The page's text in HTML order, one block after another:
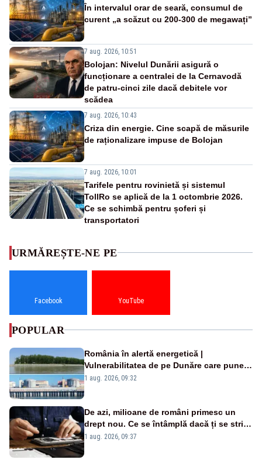
În intervalul orar de seară, consumul de
curent „a scăzut cu 200-300 de megawați”
7 aug. 2026, 10:51
Bolojan: Nivelul Dunării asigură o
funcționare a centralei de la Cernavodă
de patru-cinci zile dacă debitele vor
scădea
7 aug. 2026, 10:43
Criza din energie. Cine scapă de măsurile
de raționalizare impuse de Bolojan
7 aug. 2026, 10:01
Tarifele pentru rovinietă și sistemul
TollRo se aplică de la 1 octombrie 2026.
Ce se schimbă pentru șoferi și
transportatori
URMĂREȘTE-NE PE
Facebook YouTube
POPULAR
România în alertă energetică |
Vulnerabilitatea de pe Dunăre care pune
în pericol Centrala Cernavodă era
1 aug. 2026, 09:32
De azi, milioane de români primesc un
drept nou. Ce se întâmplă dacă ți se strică
un produs
1 aug. 2026, 09:37